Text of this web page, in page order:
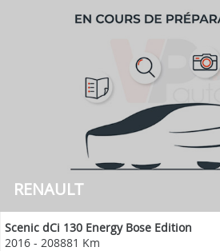
RENAULT
Scenic dCi 130 Energy Bose Edition
2016 - 208881 Km